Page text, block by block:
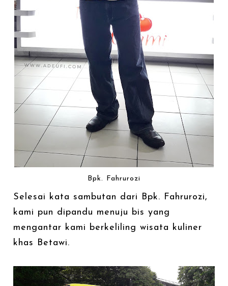
Bpk. Fahrurozi
Selesai kata sambutan dari Bpk. Fahrurozi,
kami pun dipandu menuju bis yang
mengantar kami berkeliling wisata kuliner
khas Betawi.